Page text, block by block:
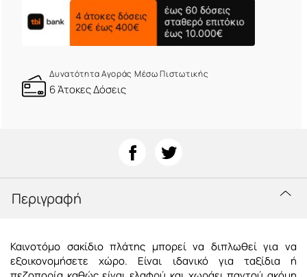
Δυνατότητα Αγοράς Μέσω Πιστωτικής
6 Άτοκες Δόσεις
Περιγραφή
Καινοτόμο σακίδιο πλάτης μπορεί να διπλωθεί για να
εξοικονομήσετε χώρο. Είναι ιδανικό για ταξίδια ή